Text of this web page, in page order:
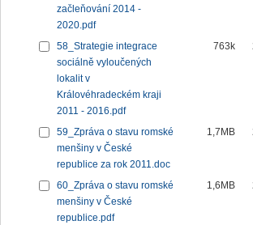
začleňování 2014 -
2020.pdf
58_Strategie integrace
sociálně vyloučených
lokalit v
Královéhradeckém kraji
2011 - 2016.pdf
763k
59_Zpráva o stavu romské
menšiny v České
republice za rok 2011.doc
1,7MB
60_Zpráva o stavu romské
menšiny v České
republice.pdf
1,6MB